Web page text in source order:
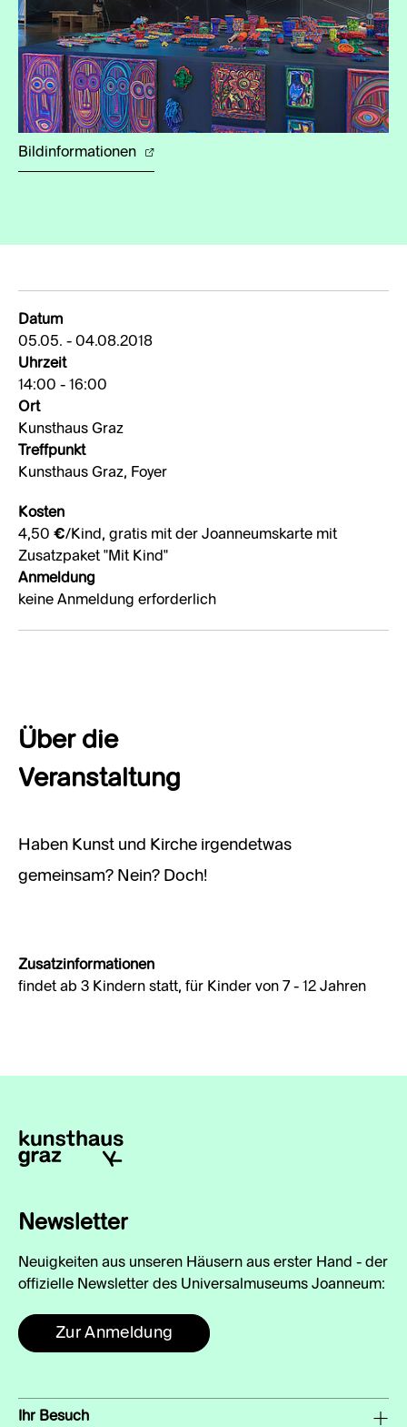
Bildinformationen
Datum
05.05. - 04.08.2018
Uhrzeit
14:00 - 16:00
Ort
Kunsthaus Graz
Treffpunkt
Kunsthaus Graz, Foyer
Kosten
4,50 €/Kind, gratis mit der Joanneumskarte mit
Zusatzpaket "Mit Kind"
Anmeldung
keine Anmeldung erforderlich
Über die
Veranstaltung
Haben Kunst und Kirche irgendetwas
gemeinsam? Nein? Doch!
Zusatzinformationen
findet ab 3 Kindern statt, für Kinder von 7 - 12 Jahren
Newsletter
Neuigkeiten aus unseren Häusern aus erster Hand - der
offizielle Newsletter des Universalmuseums Joanneum:
Zur Anmeldung
Ihr Besuch